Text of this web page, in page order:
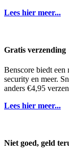
Lees hier meer...
Gratis verzending
Benscore biedt een
security en meer.
anders €4,95
Lees hier meer...
Niet goed, geld